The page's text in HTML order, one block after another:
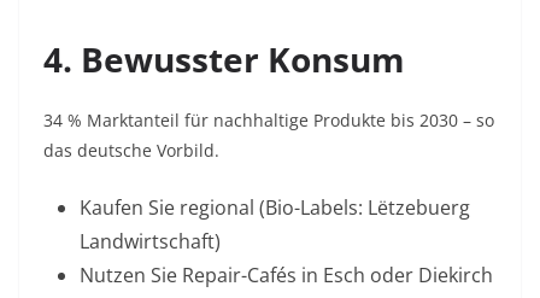
4. Bewusster Konsum
34 % Marktanteil für nachhaltige Produkte bis 2030 – so
das deutsche Vorbild.
Kaufen Sie regional (Bio-Labels: Lëtzebuerg
Landwirtschaft)
Nutzen Sie Repair-Cafés in Esch oder Diekirch